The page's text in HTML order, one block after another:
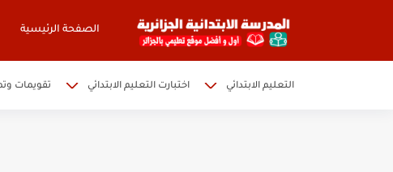
الصفحة الرئيسية
التعليم الابتدائي اختبارت التعليم الابتدائي تقويمات